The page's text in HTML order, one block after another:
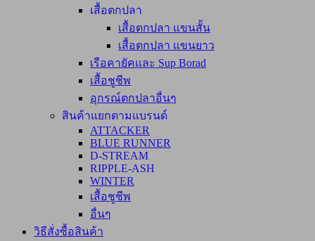
เสื้อตกปลา
เสื้อตกปลา แขนสั้น
เสื้อตกปลา แขนยาว
เรือคายัคและ Sup Borad
เสื้อชูชีพ
อุกรณ์ตกปลาอื่นๆ
สินค้าแยกตามแบรนด์
ATTACKER
BLUE RUNNER
D-STREAM
RIPPLE-ASH
WINTER
เสื้อชูชีพ
อื่นๆ
วิธีสั่งซื้อสินค้า